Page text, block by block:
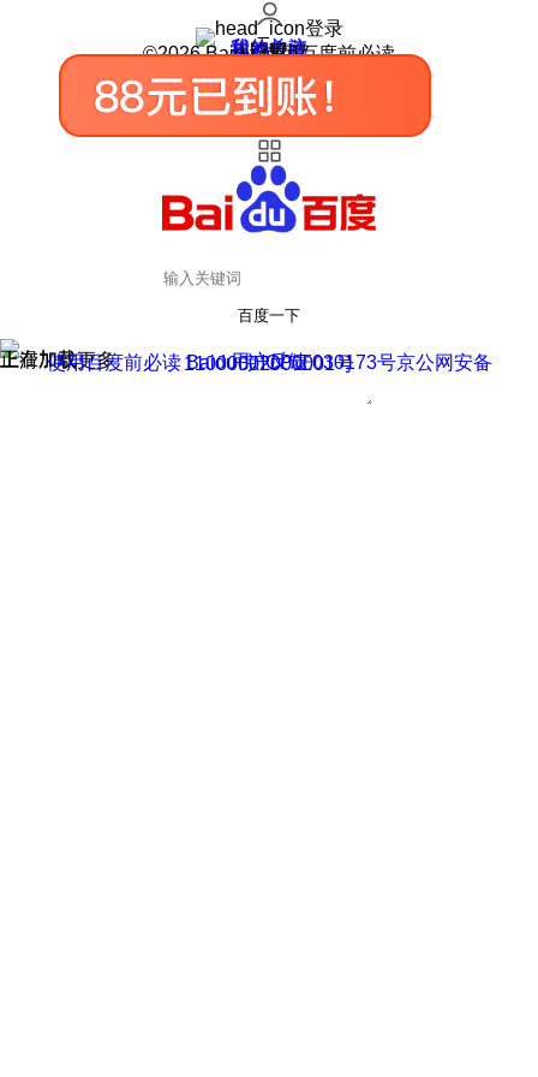
登录
我的关注
我的收藏
皮肤中心
用户反馈
设置
©2026 Baidu 使用百度前必读
百度一下
正在加载
上滑加载更多 用户反馈
使用百度前必读 Baidu 京ICP证030173号
京公网安备11000002000001号